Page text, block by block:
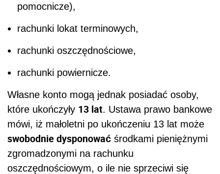
pomocnicze),
rachunki lokat terminowych,
rachunki oszczędnościowe,
rachunki powiernicze.
Własne konto mogą jednak posiadać osoby,
które ukończyły 13 lat. Ustawa prawo bankowe
mówi, iż małoletni po ukończeniu 13 lat może
swobodnie dysponować środkami pieniężnymi
zgromadzonymi na rachunku
oszczędnościowym, o ile nie sprzeciwi się